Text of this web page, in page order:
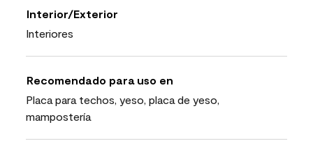
Interior/Exterior
Interiores
Recomendado para uso en
Placa para techos, yeso, placa de yeso,
mampostería